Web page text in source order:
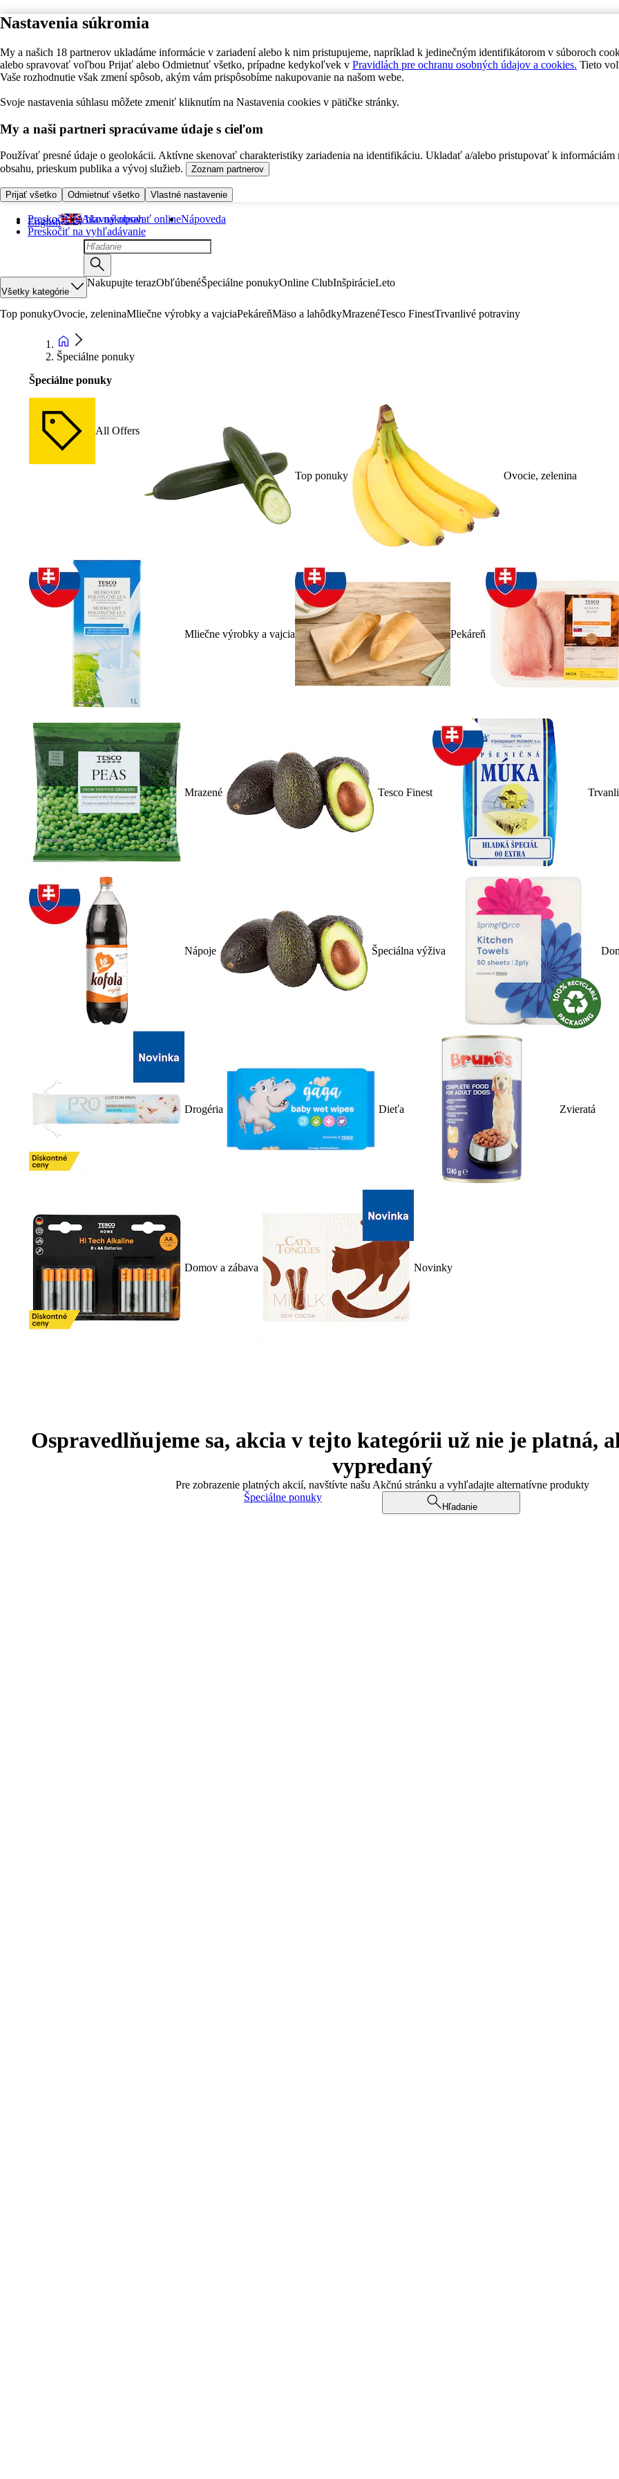
Nastavenia súkromia
My a našich 18 partnerov ukladáme informácie v zariadení alebo k nim pristupujeme, napríklad k jedinečným identifikátorom v súboroch
alebo spravovať voľbou Prijať alebo Odmietnuť všetko, prípadne kedykoľvek v Pravidlách pre ochranu osobných údajov a cookies. Tieto
Vaše rozhodnutie však zmení spôsob, akým vám prispôsobíme nakupovanie na našom webe.
Svoje nastavenia súhlasu môžete zmeniť kliknutím na Nastavenia cookies v pätičke stránky.
My a naši partneri spracúvame údaje s cieľom
Používať presné údaje o geolokácii. Aktívne skenovať charakteristiky zariadenia na identifikáciu. Ukladať a/alebo pristupovať k informáciám
obsahu, prieskum publika a vývoj služieb.
Zoznam partnerov
Prijať všetko Odmietnuť všetko Vlastné nastavenie
Preskočiť na hlavný obsah
Preskočiť na vyhľadávanie
English Ako nakupovať onlineNápoveda
Všetky kategórie
Nakupujte terazObľúbenéŠpeciálne ponukyOnline ClubInšpirácieLeto
Top ponukyOvocie, zeleninaMliečne výrobky a vajciaPekáreňMäso a lahôdkyMrazenéTesco FinestTrvanlivé potraviny
Špeciálne ponuky
Špeciálne ponuky
All Offers
Top ponuky Ovocie, zelenina
Mliečne výrobky a vajcia Pekáreň
Mrazené Tesco Finest
Nápoje Špeciálna výživa
Drogéria Dieťa Zvieratá
Domov a zábava Novinky
Ospravedlňujeme sa, akcia v tejto kategórii už nie je platná,
vypredaný
Pre zobrazenie platných akcií, navštívte našu Akčnú stránku a vyhľadajte alternatívne produkty
Špeciálne ponuky
Hľadanie